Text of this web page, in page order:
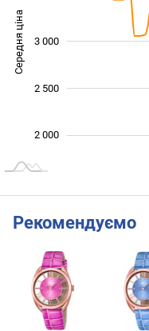
Середня ціна 2 400
2 000
3 000
2 500
Рекомендуємо